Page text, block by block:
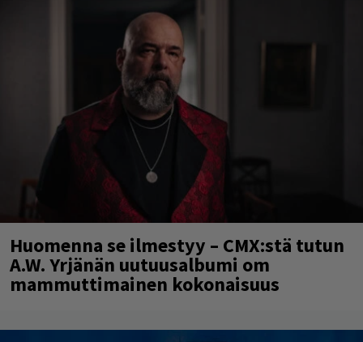
Huomenna se ilmestyy – CMX:stä tutun
A.W. Yrjänän uutuusalbumi om
mammuttimainen kokonaisuus